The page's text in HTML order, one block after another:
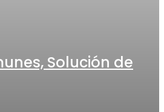
Solución de